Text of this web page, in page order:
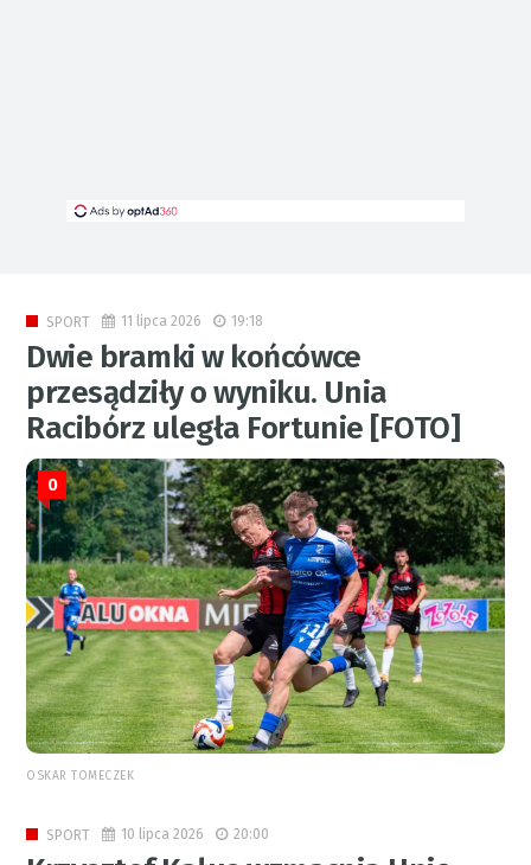
SPORT 11 lipca 2026 19:18
Dwie bramki w końcówce
przesądziły o wyniku. Unia
Racibórz uległa Fortunie [FOTO]
0
OSKAR TOMECZEK
SPORT 10 lipca 2026 20:00